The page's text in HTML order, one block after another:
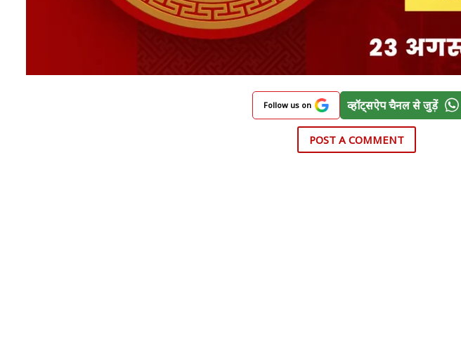
Follow us on व्हॉट्सऐप चैनल से जुड़ें
POST A COMMENT